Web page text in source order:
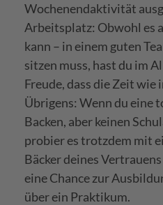
Wochenendaktivität
Arbeitsplatz: Obwohl es
kann – in einem guten
sitzen muss, hast du im
Freude, dass die Zeit wie
Übrigens: Wenn du eine
Backen, aber keinen
probier es trotzdem mit
Bäcker deines
eine Chance zur
über ein Praktikum.